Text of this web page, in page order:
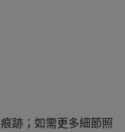
跡；如需更多細節照